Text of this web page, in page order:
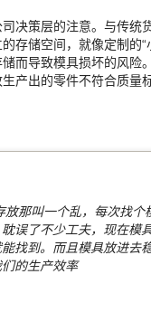
决策层的注意。与传统
存储空间，就像定制的
而导致模具损坏的风
产出的零件不符合质量
叫一个乱，每次找个
误了不少工夫，现在模
找到。而且模具放进去
们的生产效率